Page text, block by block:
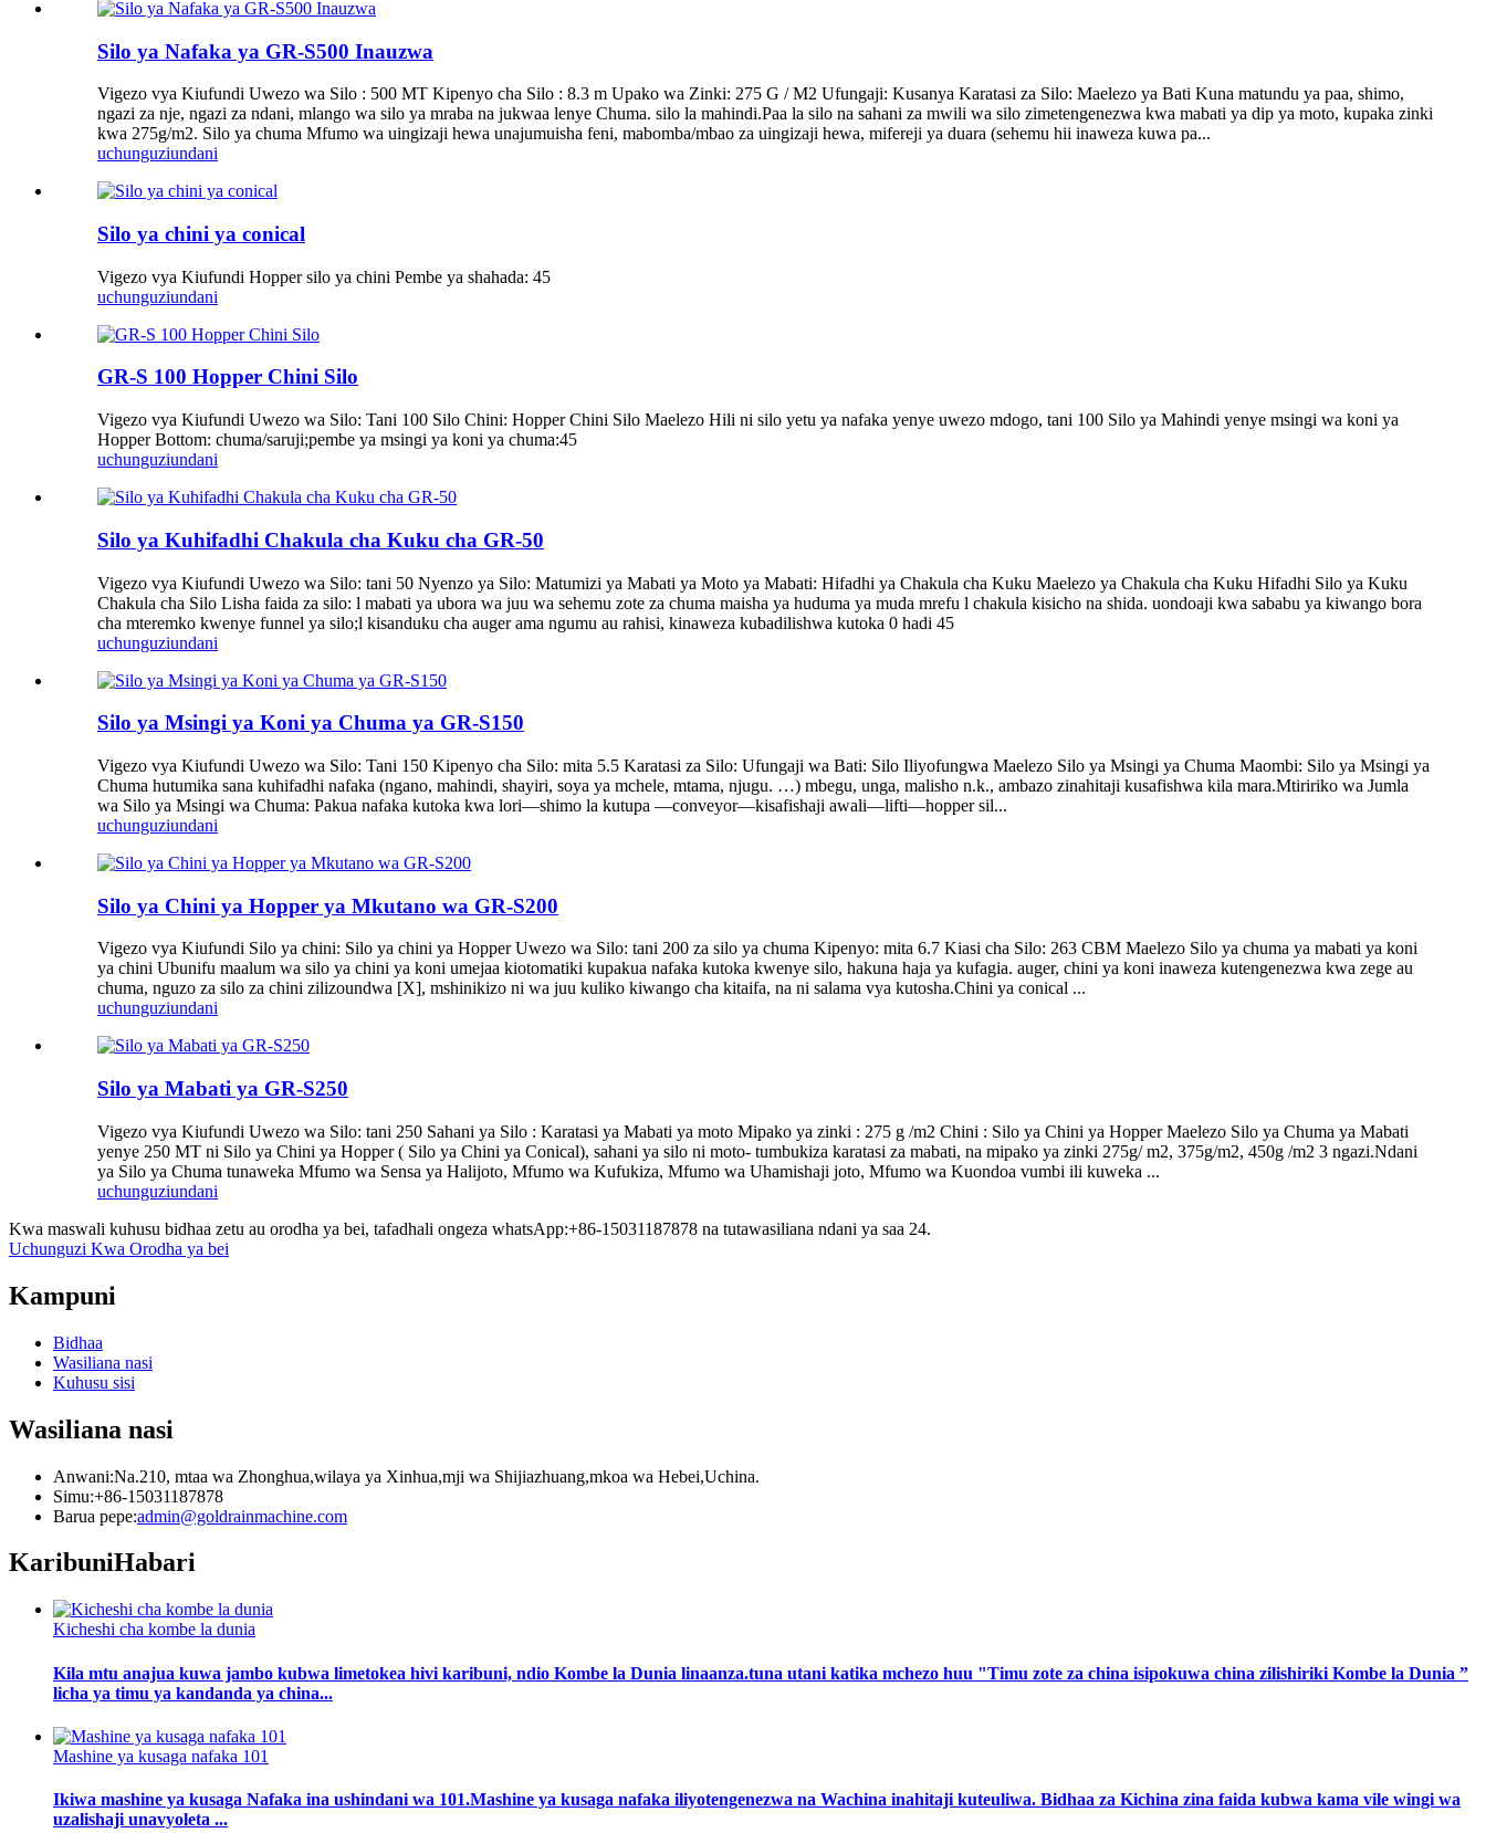
Silo ya Nafaka ya GR-S500 Inauzwa
Vigezo vya Kiufundi Uwezo wa Silo : 500 MT Kipenyo cha Silo : 8.3 m Upako wa Zinki: 275 G / M2 Ufungaji: Kusanya Karatasi za Silo: Maelezo ya Bati Kuna matundu ya paa, shimo,
ngazi za nje, ngazi za ndani, mlango wa silo ya mraba na jukwaa lenye Chuma. silo la mahindi.Paa la silo na sahani za mwili wa silo zimetengenezwa kwa mabati ya dip ya moto, kupaka zinki
kwa 275g/m2. Silo ya chuma Mfumo wa uingizaji hewa unajumuisha feni, mabomba/mbao za uingizaji hewa, mifereji ya duara (sehemu hii inaweza kuwa pa...
uchunguziundani
Silo ya chini ya conical
Vigezo vya Kiufundi Hopper silo ya chini Pembe ya shahada: 45
uchunguziundani
GR-S 100 Hopper Chini Silo
Vigezo vya Kiufundi Uwezo wa Silo: Tani 100 Silo Chini: Hopper Chini Silo Maelezo Hili ni silo yetu ya nafaka yenye uwezo mdogo, tani 100 Silo ya Mahindi yenye msingi wa koni ya
Hopper Bottom: chuma/saruji;pembe ya msingi ya koni ya chuma:45
uchunguziundani
Silo ya Kuhifadhi Chakula cha Kuku cha GR-50
Vigezo vya Kiufundi Uwezo wa Silo: tani 50 Nyenzo ya Silo: Matumizi ya Mabati ya Moto ya Mabati: Hifadhi ya Chakula cha Kuku Maelezo ya Chakula cha Kuku Hifadhi Silo ya Kuku
Chakula cha Silo Lisha faida za silo: l mabati ya ubora wa juu wa sehemu zote za chuma maisha ya huduma ya muda mrefu l chakula kisicho na shida. uondoaji kwa sababu ya kiwango bora
cha mteremko kwenye funnel ya silo;l kisanduku cha auger ama ngumu au rahisi, kinaweza kubadilishwa kutoka 0 hadi 45
uchunguziundani
Silo ya Msingi ya Koni ya Chuma ya GR-S150
Vigezo vya Kiufundi Uwezo wa Silo: Tani 150 Kipenyo cha Silo: mita 5.5 Karatasi za Silo: Ufungaji wa Bati: Silo Iliyofungwa Maelezo Silo ya Msingi ya Chuma Maombi: Silo ya Msingi ya
Chuma hutumika sana kuhifadhi nafaka (ngano, mahindi, shayiri, soya ya mchele, mtama, njugu. …) mbegu, unga, malisho n.k., ambazo zinahitaji kusafishwa kila mara.Mtiririko wa Jumla
wa Silo ya Msingi wa Chuma: Pakua nafaka kutoka kwa lori—shimo la kutupa —conveyor—kisafishaji awali—lifti—hopper sil...
uchunguziundani
Silo ya Chini ya Hopper ya Mkutano wa GR-S200
Vigezo vya Kiufundi Silo ya chini: Silo ya chini ya Hopper Uwezo wa Silo: tani 200 za silo ya chuma Kipenyo: mita 6.7 Kiasi cha Silo: 263 CBM Maelezo Silo ya chuma ya mabati ya koni
ya chini Ubunifu maalum wa silo ya chini ya koni umejaa kiotomatiki kupakua nafaka kutoka kwenye silo, hakuna haja ya kufagia. auger, chini ya koni inaweza kutengenezwa kwa zege au
chuma, nguzo za silo za chini zilizoundwa [X], mshinikizo ni wa juu kuliko kiwango cha kitaifa, na ni salama vya kutosha.Chini ya conical ...
uchunguziundani
Silo ya Mabati ya GR-S250
Vigezo vya Kiufundi Uwezo wa Silo: tani 250 Sahani ya Silo : Karatasi ya Mabati ya moto Mipako ya zinki : 275 g /m2 Chini : Silo ya Chini ya Hopper Maelezo Silo ya Chuma ya Mabati
yenye 250 MT ni Silo ya Chini ya Hopper ( Silo ya Chini ya Conical), sahani ya silo ni moto- tumbukiza karatasi za mabati, na mipako ya zinki 275g/ m2, 375g/m2, 450g /m2 3 ngazi.Ndani
ya Silo ya Chuma tunaweka Mfumo wa Sensa ya Halijoto, Mfumo wa Kufukiza, Mfumo wa Uhamishaji joto, Mfumo wa Kuondoa vumbi ili kuweka ...
uchunguziundani
Kwa maswali kuhusu bidhaa zetu au orodha ya bei, tafadhali ongeza whatsApp:+86-15031187878 na tutawasiliana ndani ya saa 24.
Uchunguzi Kwa Orodha ya bei
Kampuni
Bidhaa
Wasiliana nasi
Kuhusu sisi
Wasiliana nasi
Anwani:Na.210, mtaa wa Zhonghua,wilaya ya Xinhua,mji wa Shijiazhuang,mkoa wa Hebei,Uchina.
Simu:+86-15031187878
Barua pepe:admin@goldrainmachine.com
KaribuniHabari
Kicheshi cha kombe la dunia
Kila mtu anajua kuwa jambo kubwa limetokea hivi karibuni, ndio Kombe la Dunia linaanza.tuna utani katika mchezo huu "Timu zote za china isipokuwa china zilishiriki Kombe la Dunia ”
licha ya timu ya kandanda ya china...
Mashine ya kusaga nafaka 101
Ikiwa mashine ya kusaga Nafaka ina ushindani wa 101.Mashine ya kusaga nafaka iliyotengenezwa na Wachina inahitaji kuteuliwa. Bidhaa za Kichina zina faida kubwa kama vile wingi wa
uzalishaji unavyoleta ...